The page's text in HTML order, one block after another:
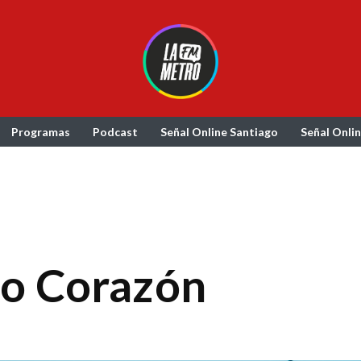
Programas Podcast Señal Online Santiago Señal
Corazón